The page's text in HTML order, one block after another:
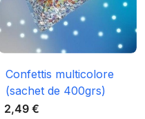
Confettis multicolore
(sachet de 400grs)
2,49 €